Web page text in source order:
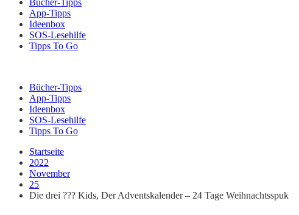
Bücher-Tipps
App-Tipps
Ideenbox
SOS-Lesehilfe
Tipps To Go
Bücher-Tipps
App-Tipps
Ideenbox
SOS-Lesehilfe
Tipps To Go
Startseite
2022
November
25
Die drei ??? Kids, Der Adventskalender – 24 Tage Weihnachtsspuk